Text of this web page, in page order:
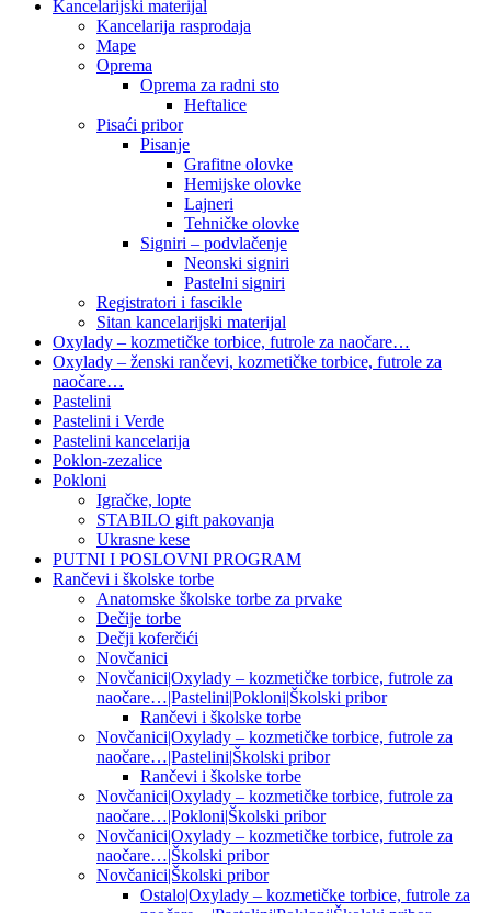
Kancelarijski materijal
Kancelarija rasprodaja
Mape
Oprema
Oprema za radni sto
Heftalice
Pisaći pribor
Pisanje
Grafitne olovke
Hemijske olovke
Lajneri
Tehničke olovke
Signiri – podvlačenje
Neonski signiri
Pastelni signiri
Registratori i fascikle
Sitan kancelarijski materijal
Oxylady – kozmetičke torbice, futrole za naočare…
Oxylady – ženski rančevi, kozmetičke torbice, futrole za
naočare…
Pastelini
Pastelini i Verde
Pastelini kancelarija
Poklon-zezalice
Pokloni
Igračke, lopte
STABILO gift pakovanja
Ukrasne kese
PUTNI I POSLOVNI PROGRAM
Rančevi i školske torbe
Anatomske školske torbe za prvake
Dečije torbe
Dečji koferčići
Novčanici
Novčanici|Oxylady – kozmetičke torbice, futrole za
naočare…|Pastelini|Pokloni|Školski pribor
Rančevi i školske torbe
Novčanici|Oxylady – kozmetičke torbice, futrole za
naočare…|Pastelini|Školski pribor
Rančevi i školske torbe
Novčanici|Oxylady – kozmetičke torbice, futrole za
naočare…|Pokloni|Školski pribor
Novčanici|Oxylady – kozmetičke torbice, futrole za
naočare…|Školski pribor
Novčanici|Školski pribor
Ostalo|Oxylady – kozmetičke torbice, futrole za